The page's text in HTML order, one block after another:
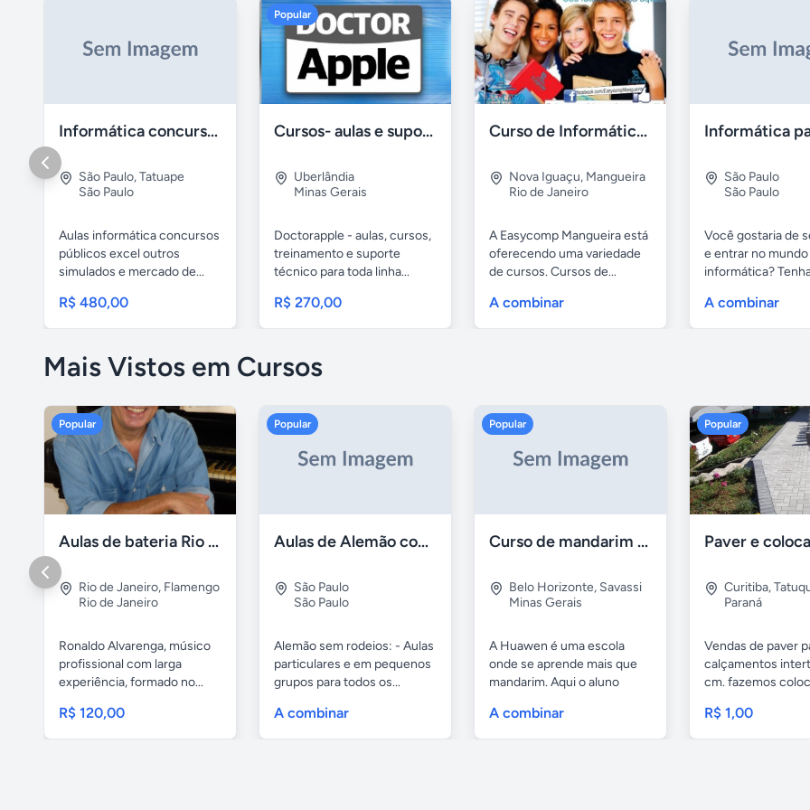
Informática concursos públicos processo seletivo
São Paulo,Tatuape
São Paulo
Aulas informática concursos
públicos excel outros
simulados e mercado de...
R$ 480,00
Popular
Cursos- aulas e suporte apple - ipad- iphone e mac
Uberlândia
Minas Gerais
Doctorapple - aulas, cursos,
treinamento e suporte
técnico para toda linha...
R$ 270,00
Curso de Informática em Nova Iguaçu
Nova Iguaçu, Mangueira
Rio de Janeiro
A Easycomp Mangueira está
oferecendo uma variedade
de cursos. Cursos de...
A combinar
São Paulo
São Paulo
Você gostaria de
e entrar no mundo
informática?
A combinar
Mais Vistos em Cursos
Popular
Aulas de bateria Rio de Janeiro
Rio de Janeiro, Flamengo
Rio de Janeiro
Ronaldo Alvarenga, músico
profissional com larga
experiência, formado no...
R$ 120,00
Popular
Aulas de Alemão com Professor Nativo
São Paulo
São Paulo
Alemão sem rodeios: - Aulas
particulares e em pequenos
grupos para todos os...
A combinar
Popular
Curso de mandarim em belo horizonte
Belo Horizonte, Savassi
Minas Gerais
A Huawen é uma escola
onde se aprende mais que
mandarim. Aqui o aluno
A combinar
Popular
Curitiba,
Paraná
Vendas de paver
calçamentos
cm. fazemos
R$ 1,00